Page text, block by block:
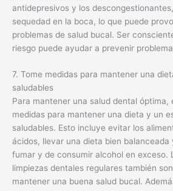
antidepresivos y los
sequedad en la boca, lo que puede
problemas de salud bucal. Ser
riesgo puede ayudar a prevenir
7. Tome medidas para mantener una
saludables
Para mantener una salud dental
medidas para mantener una dieta y un
saludables. Esto incluye evitar los
ácidos, llevar una dieta bien balanceada
fumar y de consumir alcohol en exceso.
limpiezas dentales regulares también
mantener una buena salud bucal.